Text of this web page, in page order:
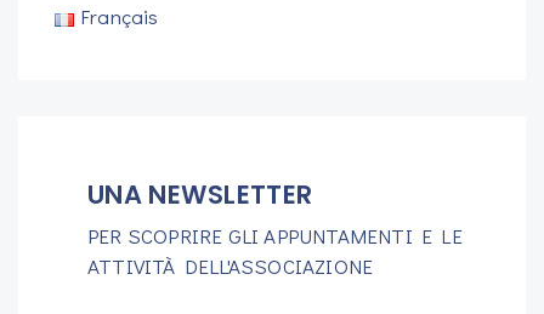
Français
UNA NEWSLETTER
PER SCOPRIRE GLI APPUNTAMENTI E LE
ATTIVITÀ DELL'ASSOCIAZIONE